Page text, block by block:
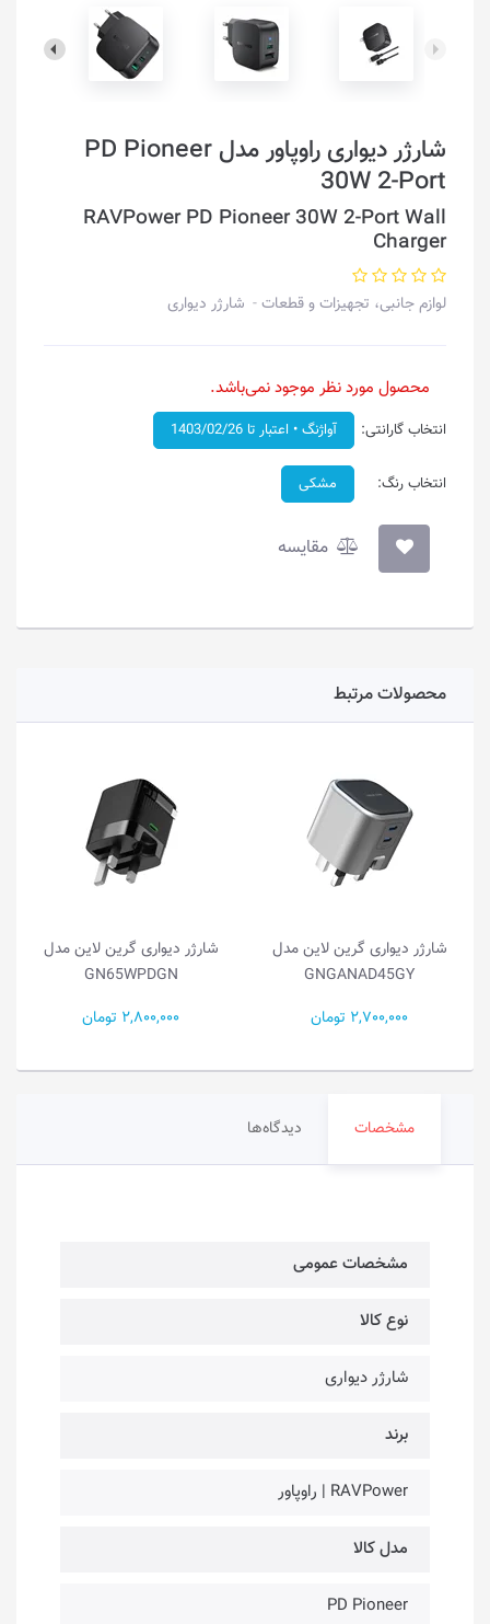
شارژر دیواری راوپاور مدل PD Pioneer
30W 2-Port
RAVPower PD Pioneer 30W 2-Port Wall
Charger
لوازم جانبی، تجهیزات و قطعات شارژر دیواری
محصول مورد نظر موجود نمی‌باشد.
انتخاب گارانتی: آواژنگ • اعتبار تا 1403/02/26
انتخاب رنگ: مشکی
مقایسه
محصولات مرتبط
شارژر دیواری گرین لاین مدل
GNGANAD45GY
2,700,000 تومان
شارژر دیواری گرین لاین مدل
GN65WPDGN
2,800,000 تومان
مشخصات دیدگاه‌ها
مشخصات عمومی
نوع کالا
شارژر دیواری
برند
RAVPower | راوپاور
مدل کالا
PD Pioneer